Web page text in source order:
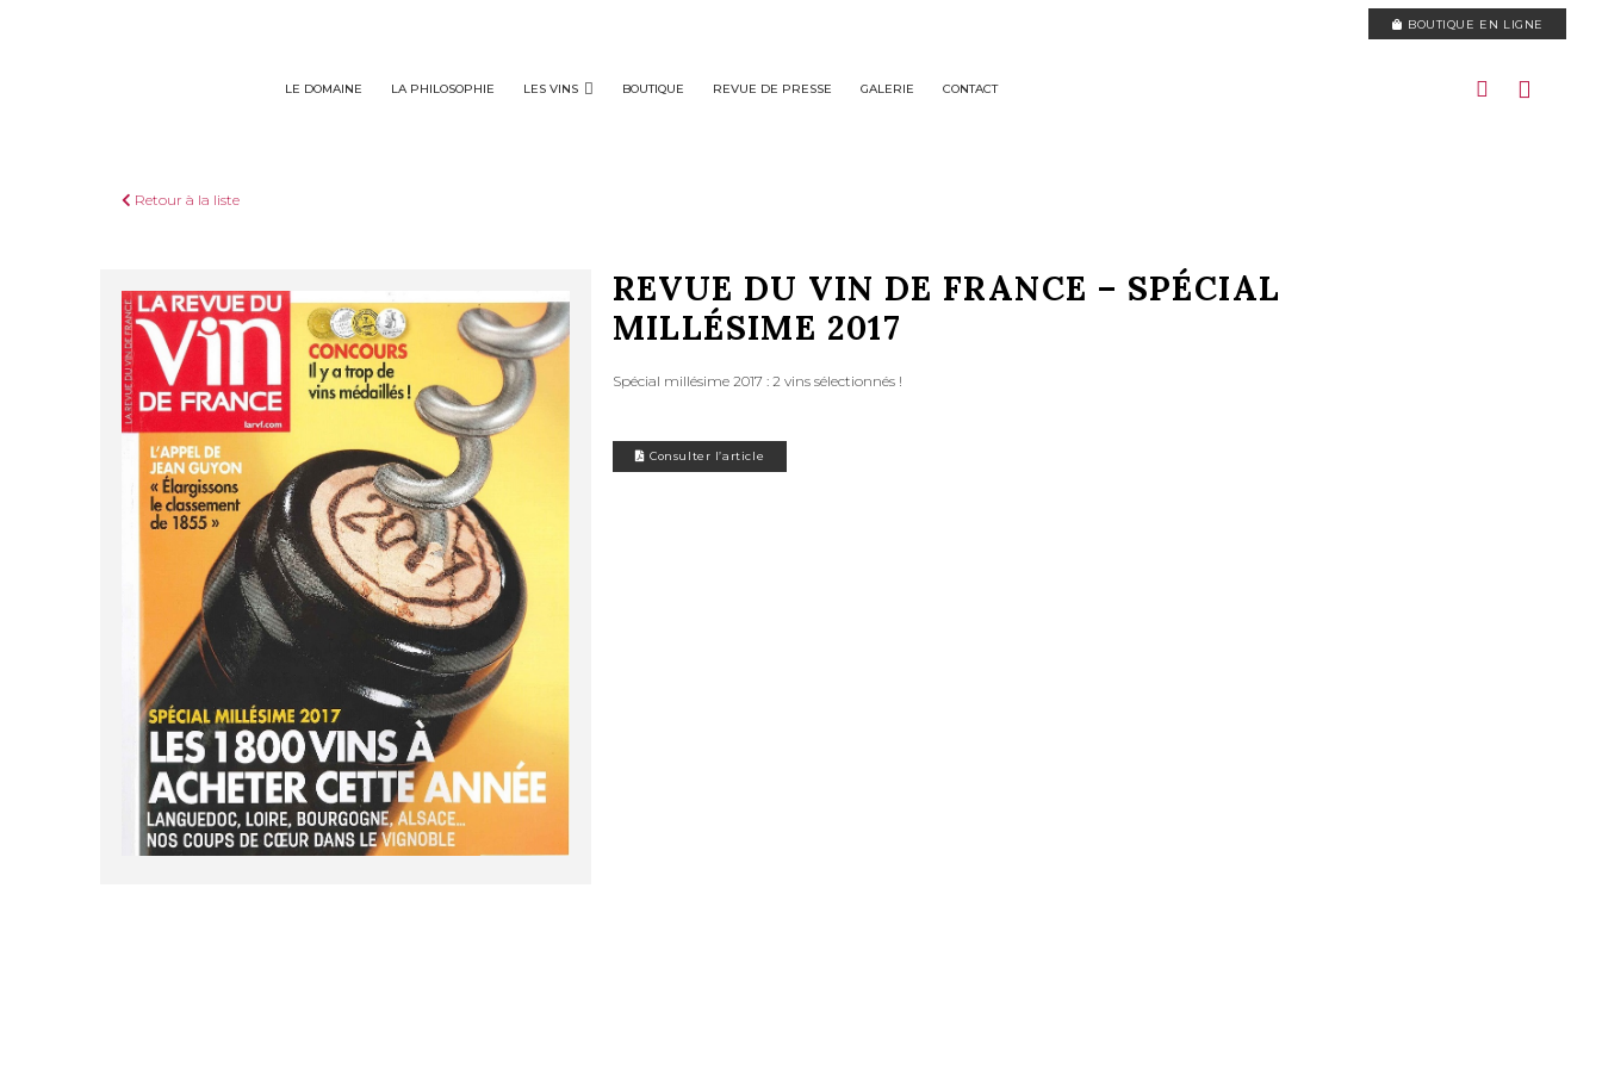
BOUTIQUE EN LIGNE
LE DOMAINE LA PHILOSOPHIE LES VINS BOUTIQUE REVUE DE PRESSE GALERIE CONTACT
Retour à la liste
REVUE DU VIN DE FRANCE – SPÉCIAL
MILLÉSIME 2017
Spécial millésime 2017 : 2 vins sélectionnés !
Consulter l’article